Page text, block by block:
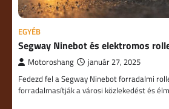
EGYÉB
Segway Ninebot és elektromos
Motoroshang január 27, 2025
Fedezd fel a Segway Ninebot forradalmi
forradalmasítják a városi közlekedést és